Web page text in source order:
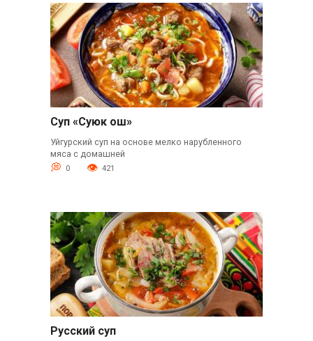
Суп «Суюк ош»
Уйгурский суп на основе мелко нарубленного
мяса с домашней
0 421
Русский суп